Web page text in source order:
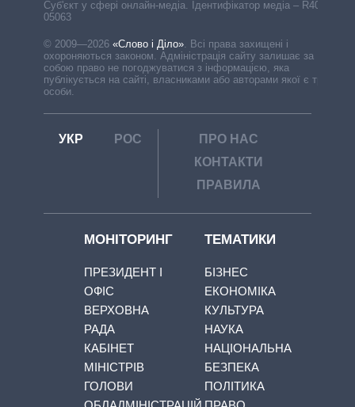
Cуб'єкт у сфері онлайн-медіа. Ідентифікатор медіа – R40-
05063
© 2009—2026 «Слово і Діло». Всі права захищені і
охороняються законом. Адміністрація сайту залишає за
собою право не погоджуватися з інформацією, яка
публікується на сайті, власниками або авторами якої є треті
особи.
УКР РОС
ПРО НАС
КОНТАКТИ
ПРАВИЛА
МОНІТОРИНГ
ПРЕЗИДЕНТ І
ОФІС
ВЕРХОВНА
РАДА
КАБІНЕТ
МІНІСТРІВ
ГОЛОВИ
ТЕМАТИКИ
БІЗНЕС
ЕКОНОМІКА
КУЛЬТУРА
НАУКА
НАЦІОНАЛЬНА
БЕЗПЕКА
ПОЛІТИКА